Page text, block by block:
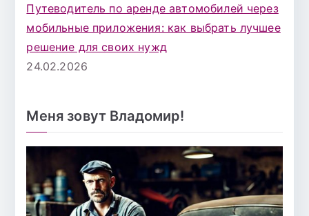
Путеводитель по аренде автомобилей через
мобильные приложения: как выбрать лучшее
решение для своих нужд
24.02.2026
Меня зовут Владомир!